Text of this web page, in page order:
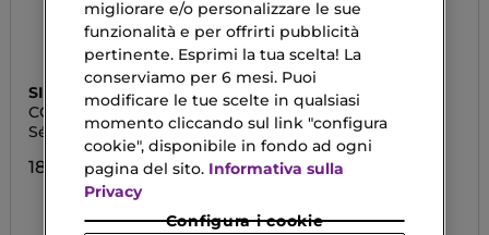
SISLEY
CONCENTRÉ À LA ROSE
NOIRE
Sérum Éclat Jeunesse
184,00 €
QIRINESS
CARESSE ACTIVE
ÉNERGIE
Crema da Giorno &
Notte Luminosità e
Giovinezza
migliorare e/o personalizzare le sue
funzionalità e per offrirti pubblicità
pertinente. Esprimi la tua scelta! La
conserviamo per 6 mesi. Puoi
modificare le tue scelte in qualsiasi
momento cliccando sul link "configura
cookie", disponibile in fondo ad ogni
pagina del sito. Informativa sulla
Privacy
Configura i cookie